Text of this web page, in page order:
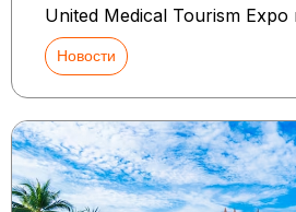
United Medical Tourism
Новости